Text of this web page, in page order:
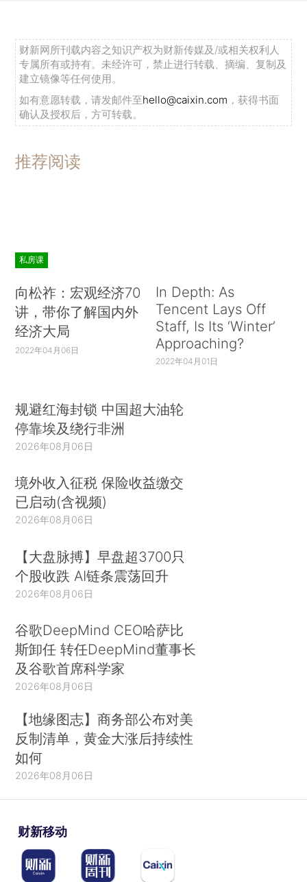
财新网所刊载内容之知识产权为财新传媒及/或相关权利人
专属所有或持有。未经许可，禁止进行转载、摘编、复制及
建立镜像等任何使用。
如有意愿转载，请发邮件至hello@caixin.com ，获得书面
确认及授权后，方可转载。
推荐阅读
私房课
向松祚：宏观经济70
讲，带你了解国内外
经济大局
2022年04月06日
In Depth: As
Tencent Lays Off
Staff, Is Its ‘Winter’
Approaching?
2022年04月01日
规避红海封锁 中国超大油轮
停靠埃及绕行非洲
2026年08月06日
境外收入征税 保险收益缴交
已启动(含视频)
2026年08月06日
【大盘脉搏】早盘超3700只
个股收跌 AI链条震荡回升
2026年08月06日
谷歌DeepMind CEO哈萨比
斯卸任 转任DeepMind董事长
及谷歌首席科学家
2026年08月06日
【地缘图志】商务部公布对美
反制清单，黄金大涨后持续性
如何
2026年08月06日
财新移动